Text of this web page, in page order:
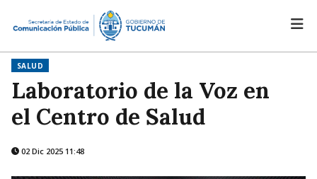
SALUD
Laboratorio de la Voz en
el Centro de Salud
02 Dic 2025 11:48